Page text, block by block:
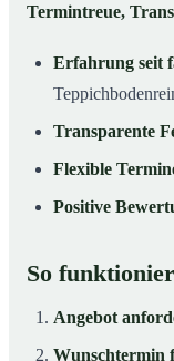
Termintreue,
Erfahrung seit
Transparente
Flexible
Positive
So
Angebot
Wunschtermin